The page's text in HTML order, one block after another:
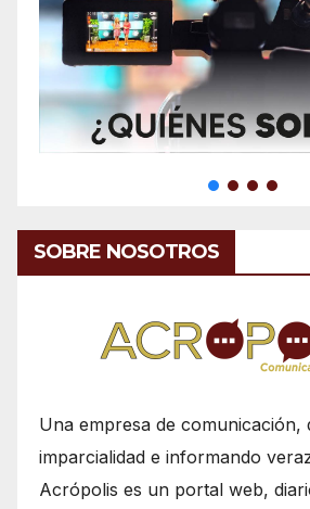
SOBRE NOSOTROS
Una empresa de comunicación,
imparcialidad e informando
Acrópolis es un portal web,